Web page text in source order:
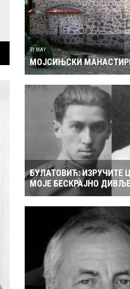
31 MAY
МОЈСИЊСКИ
БУЛАТОВИЋ: ИЗРУЧИТЕ
МОЈЕ БЕСКРАЈНО